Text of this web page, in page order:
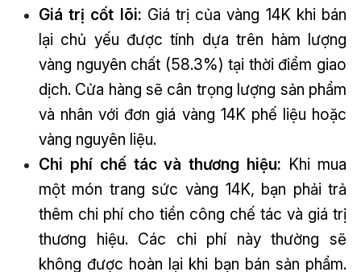
Giá trị cốt lõi: Giá trị của vàng 14K khi bán
lại chủ yếu được tính dựa trên hàm lượng
vàng nguyên chất (58.3%) tại thời điểm giao
dịch. Cửa hàng sẽ cân trọng lượng sản phẩm
và nhân với đơn giá vàng 14K phế liệu hoặc
vàng nguyên liệu.
Chi phí chế tác và thương hiệu: Khi mua
một món trang sức vàng 14K, bạn phải trả
thêm chi phí cho tiền công chế tác và giá trị
thương hiệu. Các chi phí này thường sẽ
không được hoàn lại khi bạn bán sản phẩm.